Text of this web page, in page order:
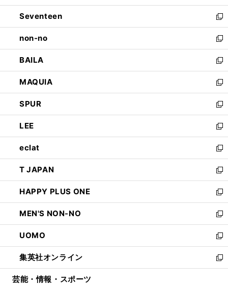
開
く
ウ
で
開
く
ン
ド
ウ
で
開
く
Seventeen
新
し
い
ウ
ィ
ン
ド
ウ
で
開
く
non-no
新
し
い
ウ
ィ
ン
ド
ウ
で
開
く
BAILA
新
し
い
ウ
ィ
ン
ド
ウ
で
開
く
MAQUIA
新
し
い
ウ
ィ
ン
ド
ウ
で
開
く
SPUR
新
し
い
ウ
ィ
ン
ド
ウ
で
開
く
LEE
新
し
い
ウ
ィ
ン
ド
ウ
で
開
く
eclat
新
し
い
ウ
ィ
ン
ド
ウ
で
開
く
T JAPAN
新
し
い
ウ
ィ
ン
ド
ウ
で
開
HAPPY PLUS ONE
新
し
い
ウ
ィ
ン
ド
ウ
MEN'S NON-NO
新
し
い
ウ
ィ
ン
UOMO
新
し
い
ウ
集英社オンライン
新
し
芸能・情報・スポーツ